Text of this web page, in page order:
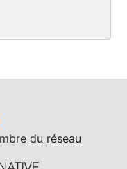
du réseau